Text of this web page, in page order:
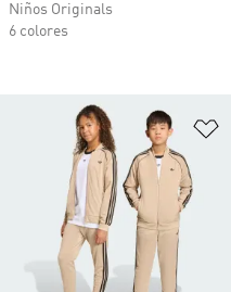
Niños Originals
6 colores